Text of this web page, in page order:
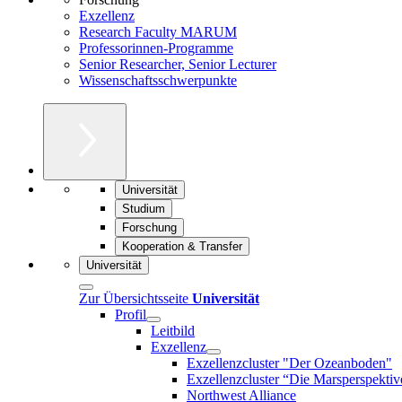
Exzellenz
Research Faculty MARUM
Professorinnen-Programme
Senior Researcher, Senior Lecturer
Wissenschaftsschwerpunkte
Universität
Studium
Forschung
Kooperation & Transfer
Universität
Zur Übersichtsseite Universität
Profil
Leitbild
Exzellenz
Exzellenzcluster "Der Ozeanboden"
Exzellenzcluster “Die
Northwest Alliance